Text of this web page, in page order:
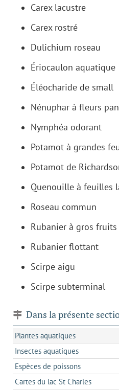
Carex lacustre
Carex rostré
Dulichium roseau
Ériocaulon aquatique
Éléocharide de small
Nénuphar à fleurs
Nymphéa odorant
Potamot à grandes
Potamot de
Quenouille à feuilles
Roseau commun
Rubanier à gros fruits
Rubanier flottant
Scirpe aigu
Scirpe subterminal
Dans la présente
Plantes aquatiques
Insectes aquatiques
Espèces de poissons
Cartes du lac St Charles